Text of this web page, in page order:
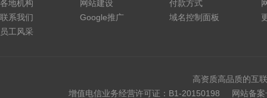
.yachts .xin
.yun
各地机构
联系我们
员工风采
网站建设
Google推广
付款方式
域名控制面板
高资质高品质的互
增值电信业务经营许可证：B1-20150198
网站备